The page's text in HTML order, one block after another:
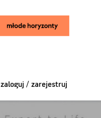
zaloguj / zarejestruj